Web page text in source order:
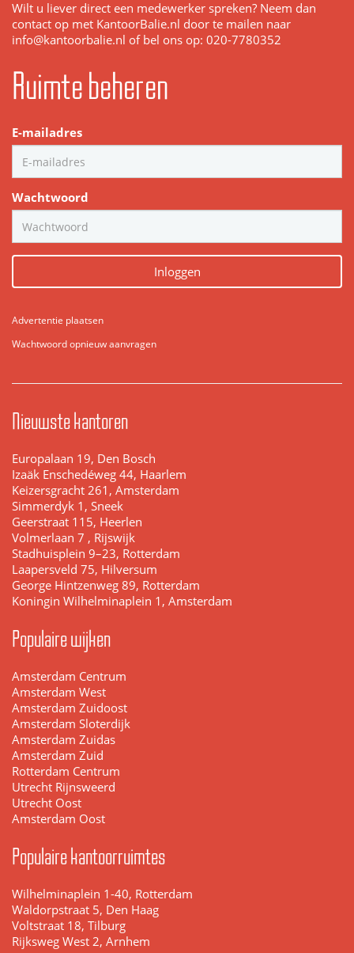
Wilt u liever direct een medewerker spreken? Neem dan
contact op met KantoorBalie.nl door te mailen naar
info@kantoorbalie.nl of bel ons op: 020-7780352
Ruimte beheren
E-mailadres
Wachtwoord
Inloggen
Advertentie plaatsen
Wachtwoord opnieuw aanvragen
Nieuwste kantoren
Europalaan 19, Den Bosch
Izaäk Enschedéweg 44, Haarlem
Keizersgracht 261, Amsterdam
Simmerdyk 1, Sneek
Geerstraat 115, Heerlen
Volmerlaan 7 , Rijswijk
Stadhuisplein 9–23, Rotterdam
Laapersveld 75, Hilversum
George Hintzenweg 89, Rotterdam
Koningin Wilhelminaplein 1, Amsterdam
Populaire wijken
Amsterdam Centrum
Amsterdam West
Amsterdam Zuidoost
Amsterdam Sloterdijk
Amsterdam Zuidas
Amsterdam Zuid
Rotterdam Centrum
Utrecht Rijnsweerd
Utrecht Oost
Amsterdam Oost
Populaire kantoorruimtes
Wilhelminaplein 1-40, Rotterdam
Waldorpstraat 5, Den Haag
Voltstraat 18, Tilburg
Rijksweg West 2, Arnhem